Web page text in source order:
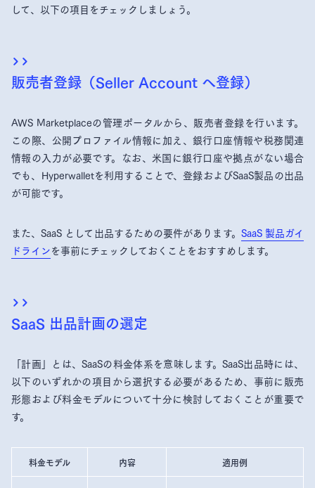
して、以下の項目をチェックしましょう。
販売者登録（Seller Account へ登録）
AWS Marketplaceの管理ポータルから、販売者登録を行います。
この際、公開プロファイル情報に加え、銀行口座情報や税務関連
情報の入力が必要です。なお、米国に銀行口座や拠点がない場合
でも、Hyperwalletを利用することで、登録およびSaaS製品の出品
が可能です。
また、SaaS として出品するための要件があります。 SaaS 製品ガイ
ドラインを事前にチェックしておくことをおすすめします。
SaaS 出品計画の選定
「計画」とは、SaaSの料金体系を意味します。SaaS出品時には、
以下のいずれかの項目から選択する必要があるため、事前に販売
形態および料金モデルについて十分に検討しておくことが重要で
す。
料金モデル 内容 適用例